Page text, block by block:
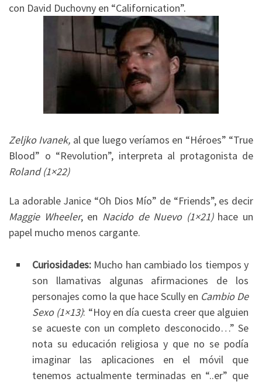
con David Duchovny en “Californication”.
Zeljko Ivanek, al que luego veríamos en “Héroes” “True
Blood” o “Revolution”, interpreta al protagonista de
Roland (1×22)
La adorable Janice “Oh Dios Mío” de “Friends”, es decir
Maggie Wheeler, en Nacido de Nuevo (1×21)hace un
papel mucho menos cargante.
Curiosidades: Mucho han cambiado los tiempos y
son llamativas algunas afirmaciones de los
personajes como la que hace Scully en Cambio De
Sexo (1×13): “Hoy en día cuesta creer que alguien
se acueste con un completo desconocido…” Se
nota su educación religiosa y que no se podía
imaginar las aplicaciones en el móvil que
tenemos actualmente terminadas en “..er” que